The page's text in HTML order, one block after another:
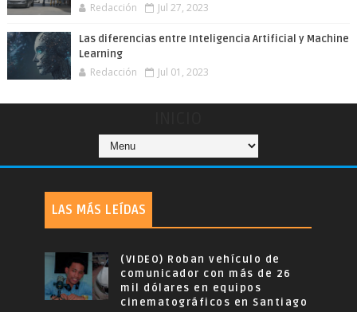
Redacción Jul 27, 2023
Las diferencias entre Inteligencia Artificial y Machine
Learning
Redacción Jul 01, 2023
LAS MÁS LEÍDAS
(VIDEO) Roban vehículo de
comunicador con más de 26
mil dólares en equipos
cinematográficos en Santiago